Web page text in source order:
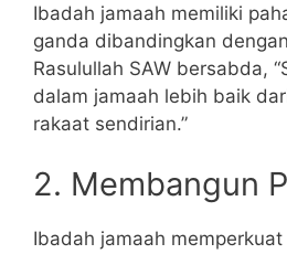
Ibadah jamaah memiliki
ganda dibandingkan
Rasulullah SAW bersabda,
dalam jamaah lebih baik
rakaat sendirian.”
2. Membangun
Ibadah jamaah